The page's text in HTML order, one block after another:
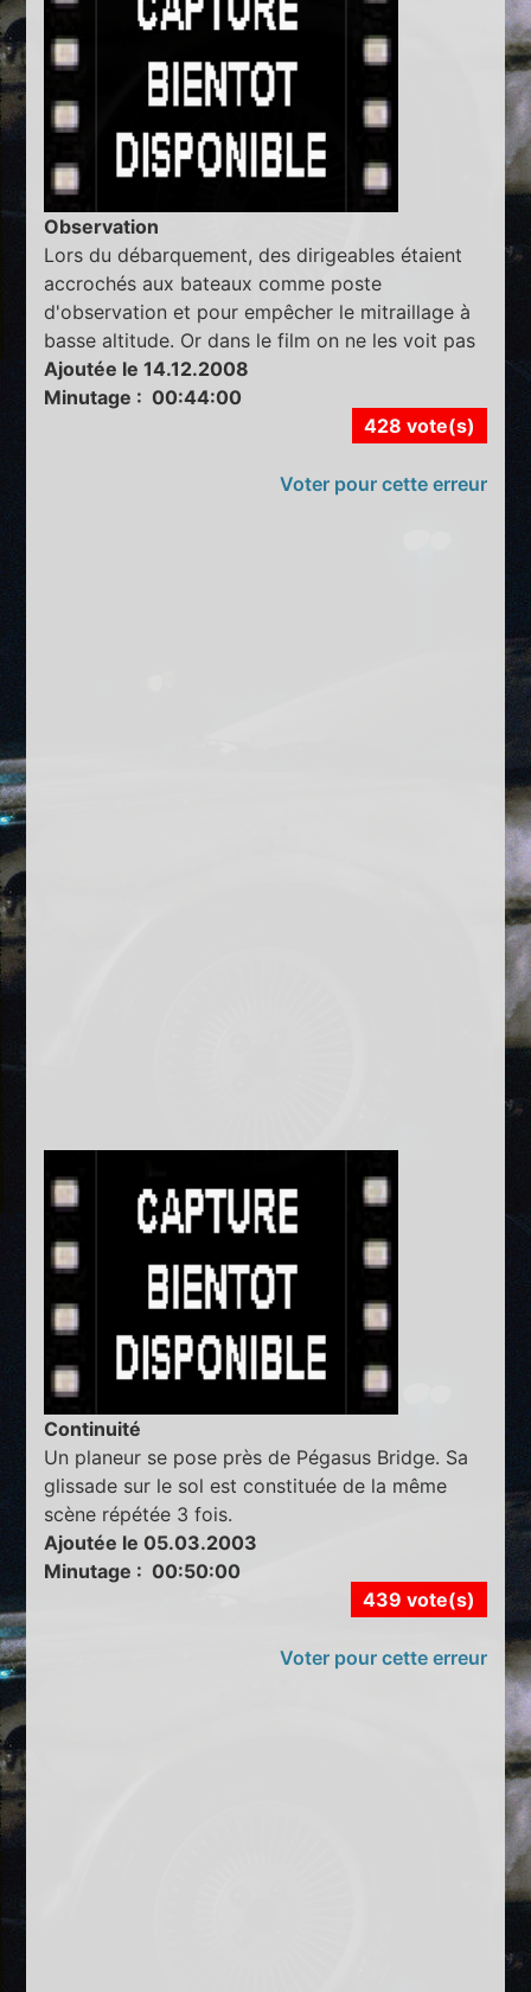
Observation
Lors du débarquement, des dirigeables étaient
accrochés aux bateaux comme poste
d'observation et pour empêcher le mitraillage à
basse altitude. Or dans le film on ne les voit pas
Ajoutée le 14.12.2008
Minutage : 00:44:00
428 vote(s)
Voter pour cette erreur
Continuité
Un planeur se pose près de Pégasus Bridge. Sa
glissade sur le sol est constituée de la même
scène répétée 3 fois.
Ajoutée le 05.03.2003
Minutage : 00:50:00
439 vote(s)
Voter pour cette erreur